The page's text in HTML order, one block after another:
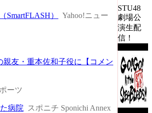
）
Yahoo!ニュー
友・重本佐和子役に【コメン
ーツ
病院 スポニチ Sponichi Annex
STU48
劇場公
演生配
信！